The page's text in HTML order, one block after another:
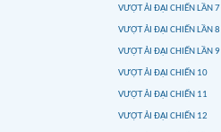
VƯỢT ẢI ĐẠI CHIẾN LẦN 7
VƯỢT ẢI ĐẠI CHIẾN LẦN 8
VƯỢT ẢI ĐẠI CHIẾN LẦN 9
VƯỢT ẢI ĐẠI CHIẾN 10
VƯỢT ẢI ĐẠI CHIẾN 11
VƯỢT ẢI ĐẠI CHIẾN 12